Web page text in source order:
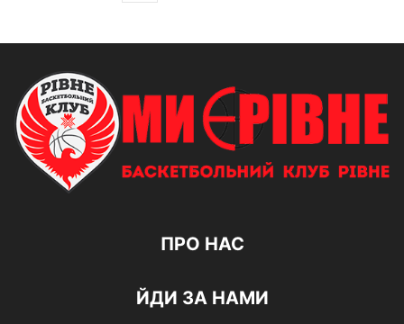
ПРО НАС
ЙДИ ЗА НАМИ